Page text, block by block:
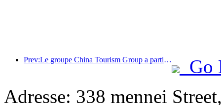
Prev:Le groupe China Tourism Group a participé à l'Exposition internationale d'importation de Chine pendant huit années consécutives, signant des contrats d'une valeur de plus d'un milliard de dollars américains.
Go
Adresse: 338 mennei